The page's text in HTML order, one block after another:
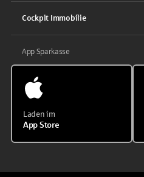
Cockpit Immobilie
App Sparkasse
Laden im
App Store